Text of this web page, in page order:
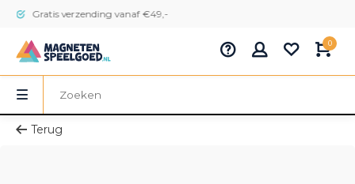
Gratis verzending vanaf €49,-
0
Terug